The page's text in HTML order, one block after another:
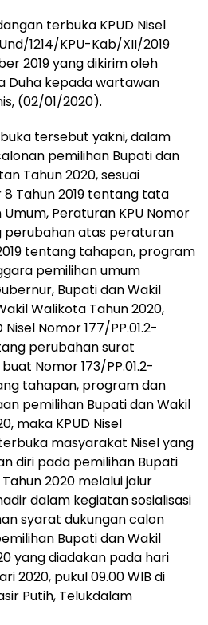
terbuka KPUD Nisel
1214/KPU-Kab/XII/2019
2019 yang dikirim oleh
Duha kepada wartawan
(02/01/2020).
tersebut yakni, dalam
pemilihan Bupati dan
Tahun 2020, sesuai
8 Tahun 2019 tentang tata
Peraturan KPU Nomor
perubahan atas peraturan
tentang tahapan, program
pemilihan umum
Bupati dan Wakil
Walikota Tahun 2020,
Nomor 177/PP.01.2-
perubahan surat
Nomor 173/PP.01.2-
tahapan, program dan
pemilihan Bupati dan Wakil
maka KPUD Nisel
masyarakat Nisel yang
diri pada pemilihan Bupati
2020 melalui jalur
dalam kegiatan sosialisasi
syarat dukungan calon
Bupati dan Wakil
yang diadakan pada hari
2020, pukul 09.00 WIB di
Putih, Telukdalam